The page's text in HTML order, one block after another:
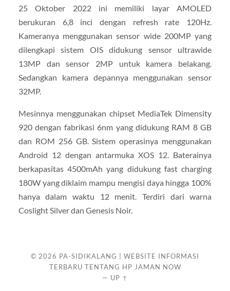
25 Oktober 2022 ini memiliki layar AMOLED
berukuran 6,8 inci dengan refresh rate 120Hz.
Kameranya menggunakan sensor wide 200MP yang
dilengkapi sistem OIS didukung sensor ultrawide
13MP dan sensor 2MP untuk kamera belakang.
Sedangkan kamera depannya menggunakan sensor
32MP.
Mesinnya menggunakan chipset MediaTek Dimensity
920 dengan fabrikasi 6nm yang didukung RAM 8 GB
dan ROM 256 GB. Sistem operasinya menggunakan
Android 12 dengan antarmuka XOS 12. Baterainya
berkapasitas 4500mAh yang didukung fast charging
180W yang diklaim mampu mengisi daya hingga 100%
hanya dalam waktu 12 menit. Terdiri dari warna
Coslight Silver dan Genesis Noir.
© 2026 PA-SIDIKALANG | WEBSITE INFORMASI
TERBARU TENTANG HP JAMAN NOW
— UP ↑